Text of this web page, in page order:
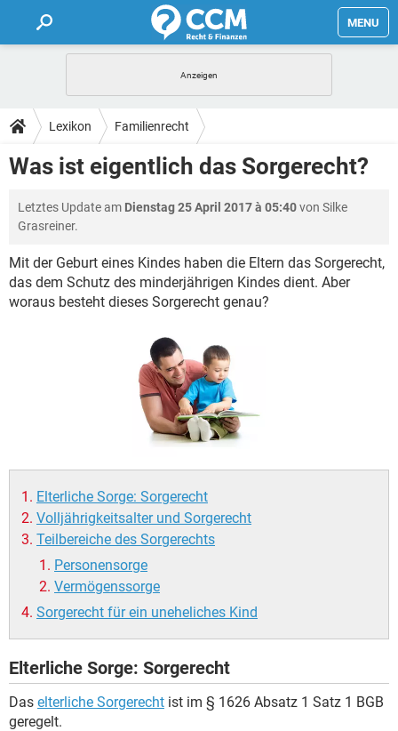
MENU
FORUM
TIPPS
LEXIKON
Lexikon Familienrecht
Was ist eigentlich das Sorgerecht?
Letztes Update am Dienstag 25 April 2017 à 05:40von Silke
Grasreiner.
Mit der Geburt eines Kindes haben die Eltern das Sorgerecht,
das dem Schutz des minderjährigen Kindes dient. Aber
woraus besteht dieses Sorgerecht genau?
Elterliche Sorge: Sorgerecht
Volljährigkeitsalter und Sorgerecht
Teilbereiche des Sorgerechts
Personensorge
Vermögenssorge
Sorgerecht für ein uneheliches Kind
Elterliche Sorge: Sorgerecht
Das elterliche Sorgerecht ist im § 1626 Absatz 1 Satz 1 BGB
geregelt.